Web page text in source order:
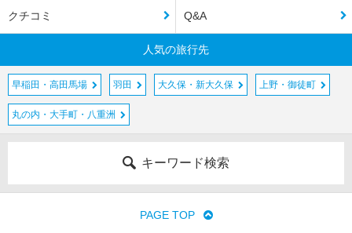
クチコミ Q&A
人気の旅行先
早稲田・高田馬場 羽田 大久保・新大久保 上野・御徒町
丸の内・大手町・八重洲
キーワード検索
PAGE TOP